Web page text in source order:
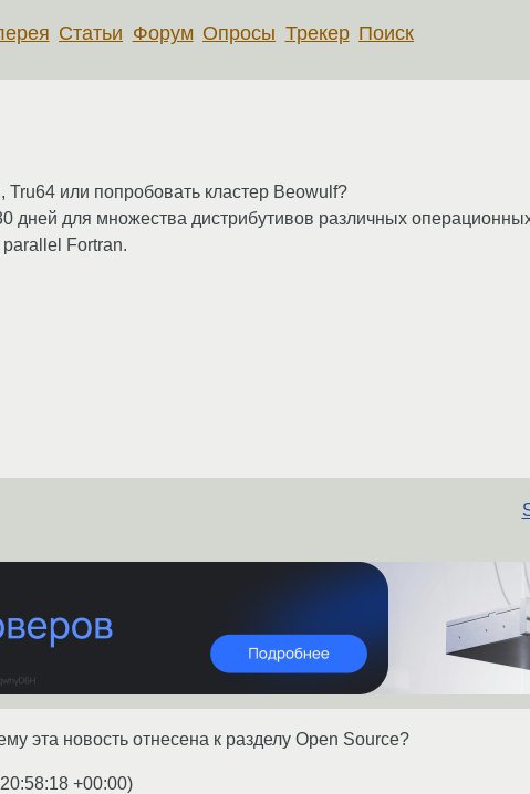
Статьи Форум Опросы Трекер Поиск
Tru64 или попробовать кластер Beowulf?
дней для множества дистрибутивов различных
Fortran.
эта новость отнесена к разделу Open Source?
+00:00)